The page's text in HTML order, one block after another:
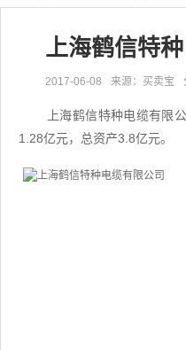
上海鹤信特
2017-06-08 来源：买卖宝
上海鹤信特种电缆有限
1.28亿元，总资产3.8亿元。